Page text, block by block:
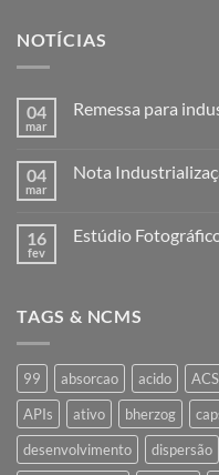
NOTÍCIAS
04
mar
Remessa para
Remessa
04
mar
Nota
Nota
16
fev
Estúdio
Fotográfico
TAGS & NCMS
99 absorcao acido ACS
APIs
ativo bherzog
desenvolvimento
dispersão